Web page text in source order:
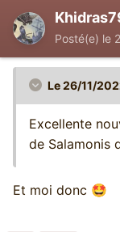
Posté(e) le
Le 26/11/
Excellente
de Salamonis
Et moi donc 🤩